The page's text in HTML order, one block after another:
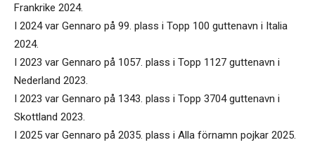
Frankrike 2024.
I 2024 var Gennaro på 99. plass i Topp 100 guttenavn i Italia
2024.
I 2023 var Gennaro på 1057. plass i Topp 1127 guttenavn i
Nederland 2023.
I 2023 var Gennaro på 1343. plass i Topp 3704 guttenavn i
Skottland 2023.
I 2025 var Gennaro på 2035. plass i Alla förnamn pojkar 2025.